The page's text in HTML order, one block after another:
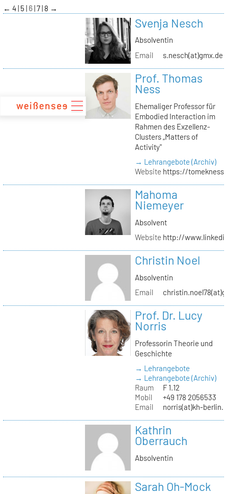
zum
Inhalt
← 4 5 6 7 8 →
Svenja Nesch
Absolventin
Email
s.nesch(at)gmx.de
Prof. Thomas
Ness
Ehemaliger Professor für
Embodied Interaction im
Rahmen des Exzellenz-
Clusters „Matters of
Activity"
→ Lehrangebote (Archiv)
Website https://
Mahoma
Niemeyer
Absolvent
Website http://
Christin Noel
Absolventin
Email
Prof. Dr. Lucy
Norris
Professorin Theorie und
Geschichte
→ Lehrangebote
→ Lehrangebote (Archiv)
Raum
F 1.12
Mobil
+49 178 2056533
Email
norris(at)kh-
Kathrin
Oberrauch
Absolventin
Sarah Oh-Mock